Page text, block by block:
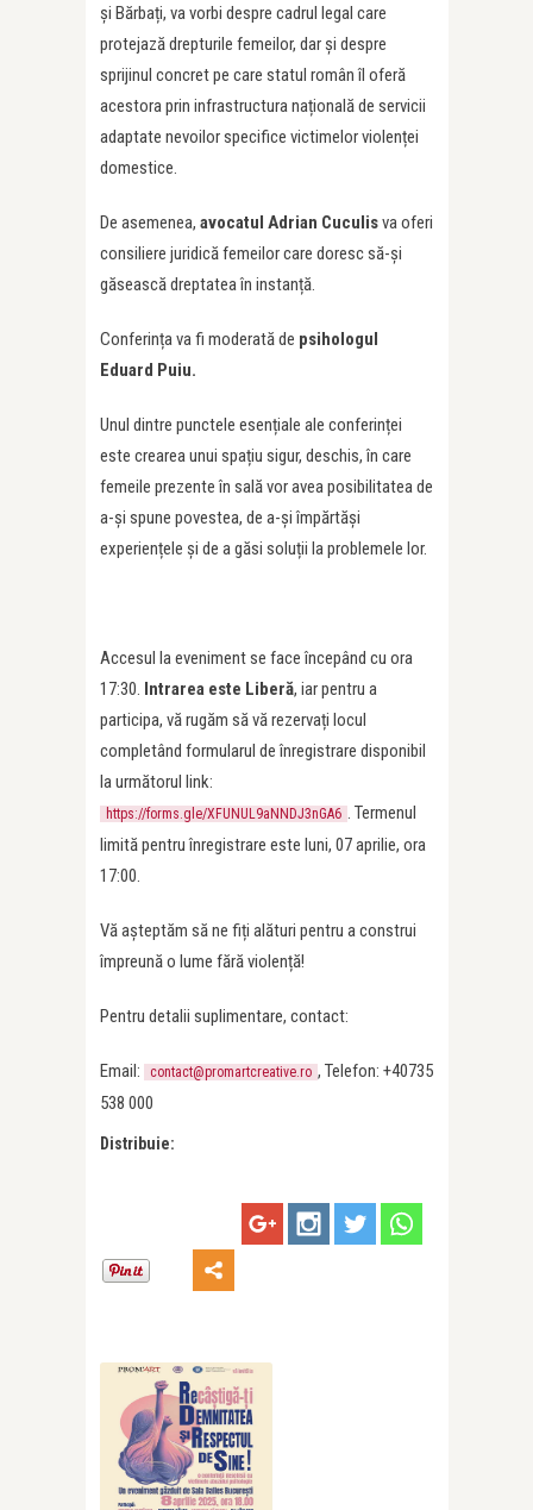
și Bărbați, va vorbi despre cadrul legal care
protejază drepturile femeilor, dar și despre
sprijinul concret pe care statul român îl oferă
acestora prin infrastructura națională de servicii
adaptate nevoilor specifice victimelor violenței
domestice.
De asemenea, avocatul Adrian Cuculisva oferi
consiliere juridică femeilor care doresc să-și
găsească dreptatea în instanță.
Conferința va fi moderată de psihologul
Eduard Puiu.
Unul dintre punctele esențiale ale conferinței
este crearea unui spațiu sigur, deschis, în care
femeile prezente în sală vor avea posibilitatea de
a-și spune povestea, de a-și împărtăși
experiențele și de a găsi soluții la problemele lor.
Accesul la eveniment se face începând cu ora
17:30. Intrarea este Liberă, iar pentru a
participa, vă rugăm să vă rezervați locul
completând formularul de înregistrare disponibil
la următorul link:
https://forms.gle/XFUNUL9aNNDJ3nGA6 . Termenul
limită pentru înregistrare este luni, 07 aprilie, ora
17:00.
Vă așteptăm să ne fiți alături pentru a construi
împreună o lume fără violență!
Pentru detalii suplimentare, contact:
Email: contact@promartcreative.ro , Telefon: +40735
538 000
Distribuie: